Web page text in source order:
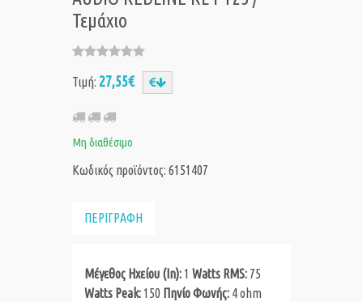
Τεμάχιο
Τιμή: 27,55€
Μη διαθέσιμο
Κωδικός προϊόντος: 6151407
ΠΕΡΙΓΡΑΦΗ
Μέγεθος Ηχείου (In): 1 Watts RMS: 75
Watts Peak: 150 Πηνίο Φωνής: 4 ohm